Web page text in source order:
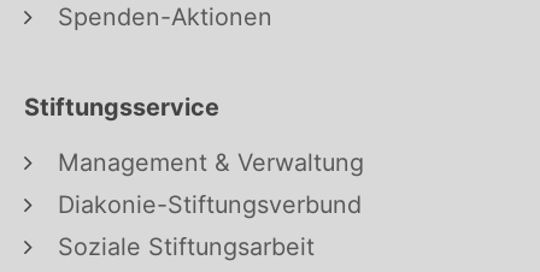
Spenden-Aktionen
Stiftungsservice
Management & Verwaltung
Diakonie-Stiftungsverbund
Soziale Stiftungsarbeit